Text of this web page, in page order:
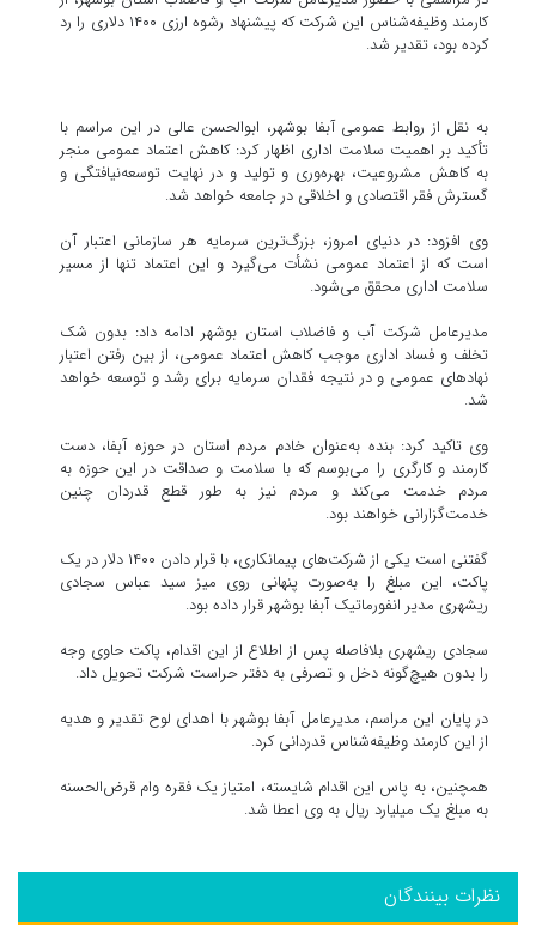
کارمند وظیفه‌شناس این شرکت که پیشنهاد رشوه ارزی ۱۴۰۰ دلاری را رد
کرده بود، تقدیر شد.
به نقل از روابط عمومی آبفا بوشهر، ابوالحسن عالی در این مراسم با
تأکید بر اهمیت سلامت اداری اظهار کرد: کاهش اعتماد عمومی منجر
به کاهش مشروعیت، بهره‌وری و تولید و در نهایت توسعه‌نیافتگی و
گسترش فقر اقتصادی و اخلاقی در جامعه خواهد شد.
وی افزود: در دنیای امروز، بزرگ‌ترین سرمایه هر سازمانی اعتبار آن
است که از اعتماد عمومی نشأت می‌گیرد و این اعتماد تنها از مسیر
سلامت اداری محقق می‌شود.
مدیرعامل شرکت آب و فاضلاب استان بوشهر ادامه داد: بدون شک
تخلف و فساد اداری موجب کاهش اعتماد عمومی، از بین رفتن اعتبار
نهادهای عمومی و در نتیجه فقدان سرمایه برای رشد و توسعه خواهد
شد.
وی تاکید کرد: بنده به‌عنوان خادم مردم استان در حوزه آبفا، دست
کارمند و کارگری را می‌بوسم که با سلامت و صداقت در این حوزه به
مردم خدمت می‌کند و مردم نیز به طور قطع قدردان چنین
خدمت‌گزارانی خواهند بود.
گفتنی است یکی از شرکت‌های پیمانکاری، با قرار دادن ۱۴۰۰ دلار در یک
پاکت، این مبلغ را به‌صورت پنهانی روی میز سید عباس سجادی
ریشهری مدیر انفورماتیک آبفا بوشهر قرار داده بود.
سجادی ریشهری بلافاصله پس از اطلاع از این اقدام، پاکت حاوی وجه
را بدون هیچ‌گونه دخل و تصرفی به دفتر حراست شرکت تحویل داد.
در پایان این مراسم، مدیرعامل آبفا بوشهر با اهدای لوح تقدیر و هدیه
از این کارمند وظیفه‌شناس قدردانی کرد.
همچنین، به پاس این اقدام شایسته، امتیاز یک فقره وام قرض‌الحسنه
به مبلغ یک میلیارد ریال به وی اعطا شد.
نظرات بینندگان